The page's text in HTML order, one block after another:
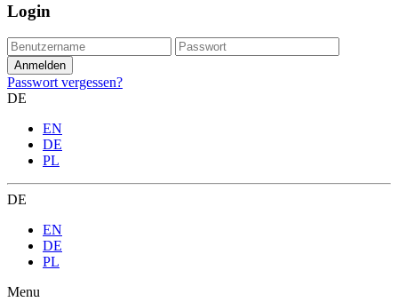
Login
Passwort vergessen?
DE
EN
DE
PL
DE
EN
DE
PL
Menu